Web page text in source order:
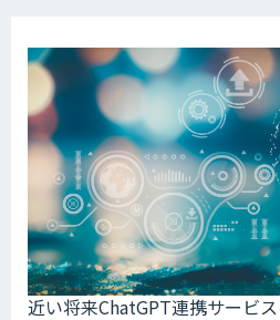
近い将来ChatGPT連携サービ